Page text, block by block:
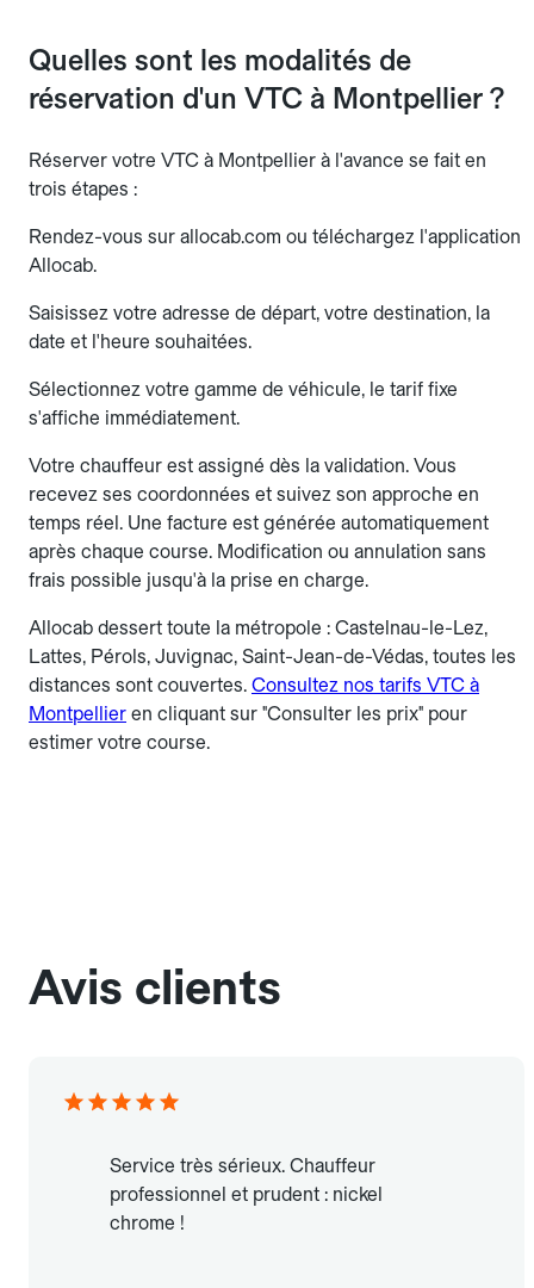
Quelles sont les modalités de
réservation d'un VTC à Montpellier ?
Réserver votre VTC à Montpellier à l'avance se fait en
trois étapes :
Rendez-vous sur allocab.com ou téléchargez l'application
Allocab.
Saisissez votre adresse de départ, votre destination, la
date et l'heure souhaitées.
Sélectionnez votre gamme de véhicule, le tarif fixe
s'affiche immédiatement.
Votre chauffeur est assigné dès la validation. Vous
recevez ses coordonnées et suivez son approche en
temps réel. Une facture est générée automatiquement
après chaque course. Modification ou annulation sans
frais possible jusqu'à la prise en charge.
Allocab dessert toute la métropole : Castelnau-le-Lez,
Lattes, Pérols, Juvignac, Saint-Jean-de-Védas, toutes les
distances sont couvertes. Consultez nos tarifs VTC à
Montpellier en cliquant sur "Consulter les prix" pour
estimer votre course.
Avis clients
Service très sérieux. Chauffeur
professionnel et prudent : nickel
chrome !